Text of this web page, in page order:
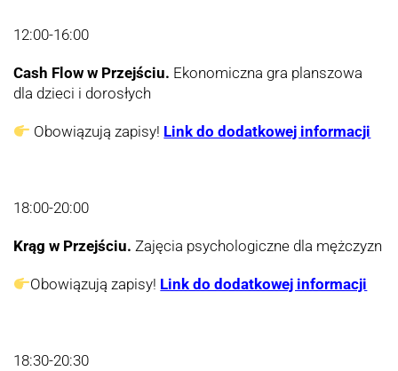
12:00-16:00
Cash Flow w Przejściu. Ekonomiczna gra planszowa
dla dzieci i dorosłych
Obowiązują zapisy! Link do dodatkowej informacji
18:00-20:00
Krąg w Przejściu. Zajęcia psychologiczne dla mężczyzn
Obowiązują zapisy! Link do dodatkowej informacji
18:30-20:30